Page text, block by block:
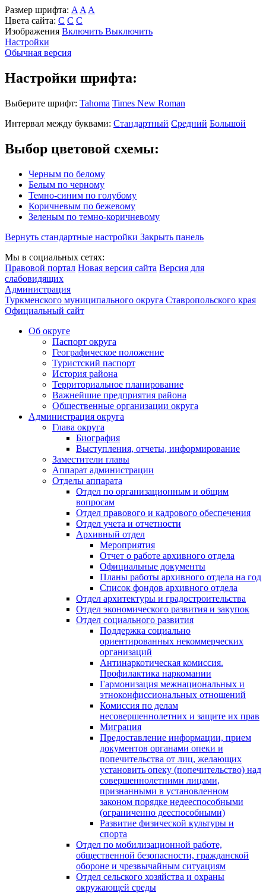
Размер шрифта: A A A
Цвета сайта: С С С
Изображения Включить Выключить
Настройки
Обычная версия
Настройки шрифта:
Выберите шрифт: Tahoma Times New Roman
Интервал между буквами: Стандартный Средний Большой
Выбор цветовой схемы:
Черным по белому
Белым по черному
Темно-синим по голубому
Коричневым по бежевому
Зеленым по темно-коричневому
Вернуть стандартные настройки Закрыть панель
Мы в социальных сетях:
Правовой портал Новая версия сайта Версия для
слабовидящих
Администрация
Туркменского муниципального округа Ставропольского края
Официальный сайт
Об округе
Паспорт округа
Географическое положение
Туристский паспорт
История района
Территориальное планирование
Важнейшие предприятия района
Общественные организации округа
Администрация округа
Глава округа
Биография
Выступления, отчеты, информирование
Заместители главы
Аппарат администрации
Отделы аппарата
Отдел по организационным и общим
вопросам
Отдел правового и кадрового обеспечения
Отдел учета и отчетности
Архивный отдел
Мероприятия
Отчет о работе архивного отдела
Официальные документы
Планы работы архивного отдела на год
Список фондов архивного отдела
Отдел архитектуры и градостроительства
Отдел экономического развития и закупок
Отдел социального развития
Поддержка социально
ориентированных некоммерческих
организаций
Антинаркотическая комиссия.
Профилактика наркомании
Гармонизация межнациональных и
этноконфиссиональных отношений
Комиссия по делам
несовершеннолетних и защите их прав
Миграция
Предоставление информации, прием
документов органами опеки и
попечительства от лиц, желающих
установить опеку (попечительство) над
совершеннолетними лицами,
признанными в установленном
законом порядке недееспособными
(ограниченно дееспособными)
Развитие физической культуры и
спорта
Отдел по мобилизационной работе,
общественной безопасности, гражданской
оборонe и чрезвычайным ситуациям
Отдел сельского хозяйства и охраны
окружающей среды